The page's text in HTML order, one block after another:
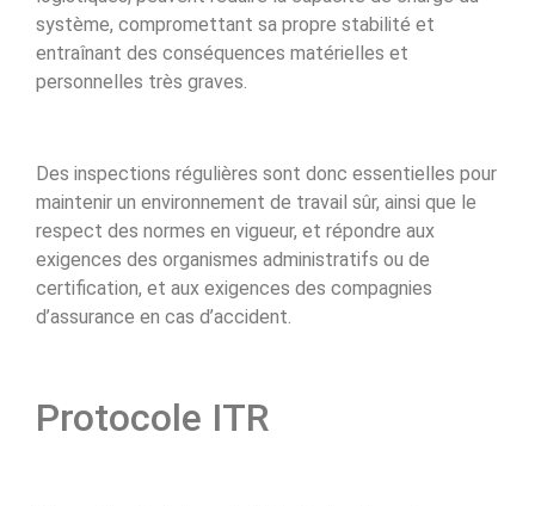
système, compromettant sa propre stabilité et
entraînant des conséquences matérielles et
personnelles très graves.
Des inspections régulières sont donc essentielles pour
maintenir un environnement de travail sûr, ainsi que le
respect des normes en vigueur, et répondre aux
exigences des organismes administratifs ou de
certification, et aux exigences des compagnies
d’assurance en cas d’accident.
Protocole ITR